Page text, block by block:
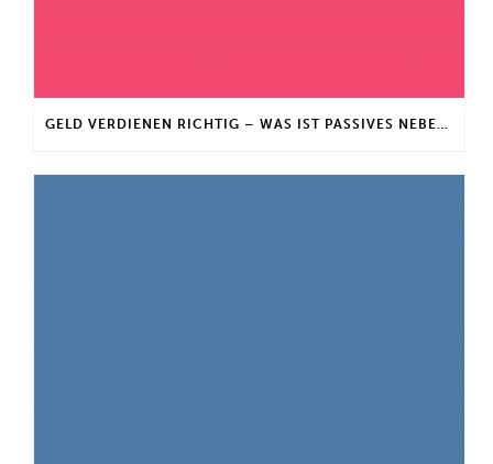
GELD VERDIENEN RICHTIG – WAS IST PASSIVES NEBENEINKOMMEN?